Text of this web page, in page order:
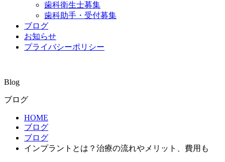
歯科衛生士募集
歯科助手・受付募集
ブログ
お知らせ
プライバシーポリシー
Blog
ブログ
HOME
ブログ
ブログ
インプラントとは？治療の流れやメリット、費用も